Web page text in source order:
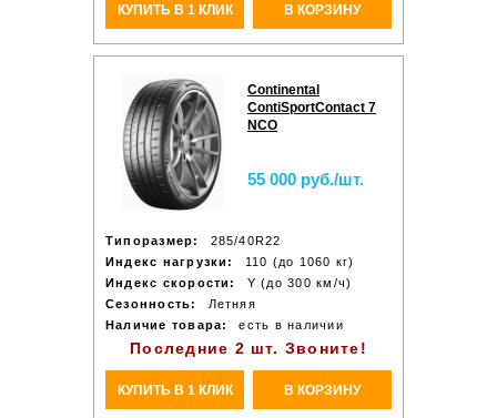
КУПИТЬ В 1 КЛИК В КОРЗИНУ
Continental
ContiSportContact 7
NCO
55 000 руб./шт.
Типоразмер:
285/40R22
Индекс нагрузки:
110 (до 1060 кг)
Индекс скорости:
Y (до 300 км/ч)
Сезонность:
Летняя
Наличие товара:
есть в наличии
Последние 2 шт. Звоните!
КУПИТЬ В 1 КЛИК В КОРЗИНУ